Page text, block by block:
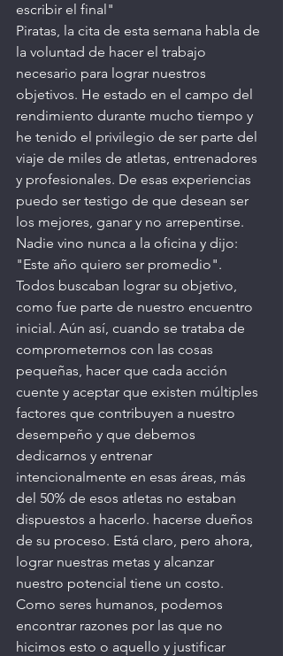
escribir el final"
Piratas, la cita de esta semana habla de
la voluntad de hacer el trabajo
necesario para lograr nuestros
objetivos. He estado en el campo del
rendimiento durante mucho tiempo y
he tenido el privilegio de ser parte del
viaje de miles de atletas, entrenadores
y profesionales. De esas experiencias
puedo ser testigo de que desean ser
los mejores, ganar y no arrepentirse.
Nadie vino nunca a la oficina y dijo:
"Este año quiero ser promedio".
Todos buscaban lograr su objetivo,
como fue parte de nuestro encuentro
inicial. Aún así, cuando se trataba de
comprometernos con las cosas
pequeñas, hacer que cada acción
cuente y aceptar que existen múltiples
factores que contribuyen a nuestro
desempeño y que debemos
dedicarnos y entrenar
intencionalmente en esas áreas, más
del 50% de esos atletas no estaban
dispuestos a hacerlo. hacerse dueños
de su proceso. Está claro, pero ahora,
lograr nuestras metas y alcanzar
nuestro potencial tiene un costo.
Como seres humanos, podemos
encontrar razones por las que no
hicimos esto o aquello y justificar